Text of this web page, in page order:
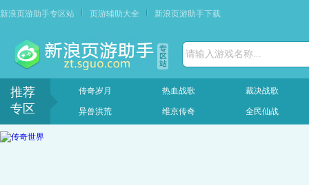
新浪页游助手专区站 页游辅助大全 新浪页游助手下载
请输入游戏名称...
推荐
专区
传奇岁月 热血战歌 裁决战歌
异兽洪荒 维京传奇 全民仙战